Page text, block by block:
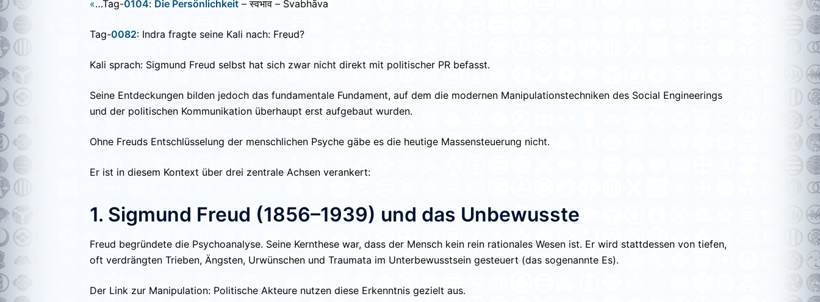
«…Tag-0104: Die Persönlichkeit – स्वभाव – Svabhāva
Tag-0082: Indra fragte seine Kali nach: Freud?
Kali sprach: Sigmund Freud selbst hat sich zwar nicht direkt mit politischer PR befasst.
Seine Entdeckungen bilden jedoch das fundamentale Fundament, auf dem die modernen Manipulationstechniken des Social Engineerings
und der politischen Kommunikation überhaupt erst aufgebaut wurden.
Ohne Freuds Entschlüsselung der menschlichen Psyche gäbe es die heutige Massensteuerung nicht.
Er ist in diesem Kontext über drei zentrale Achsen verankert:
1. Sigmund Freud (1856–1939) und das Unbewusste
Freud begründete die Psychoanalyse. Seine Kernthese war, dass der Mensch kein rein rationales Wesen ist. Er wird stattdessen von tiefen,
oft verdrängten Trieben, Ängsten, Urwünschen und Traumata im Unterbewusstsein gesteuert (das sogenannte Es).
Der Link zur Manipulation: Politische Akteure nutzen diese Erkenntnis gezielt aus.